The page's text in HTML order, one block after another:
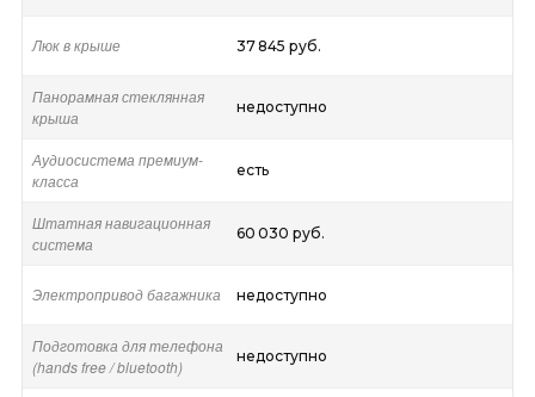
Люк в крыше 37 845 руб.
Панорамная стеклянная
крыша
недоступно
Аудиосистема премиум-
класса
есть
Штатная навигационная
система
60 030 руб.
Электропривод багажника недоступно
Подготовка для телефона
(hands free / bluetooth)
недоступно